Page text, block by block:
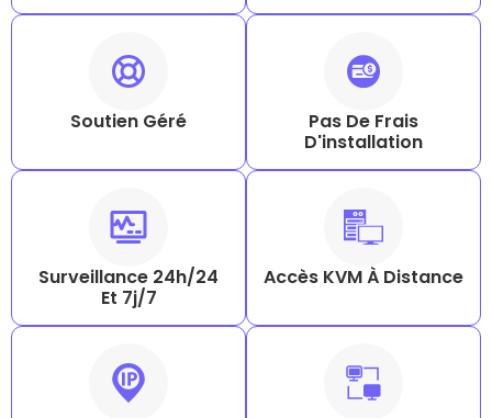
Soutien Géré
Pas De Frais
D'installation
Surveillance 24h/24
Et 7j/7
Accès KVM À Distance